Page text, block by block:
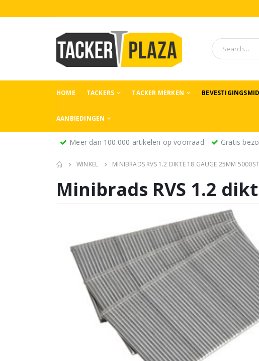
HOME TACKERS TACKER MERKEN
AANBIEDINGEN
Meer dan 100.000 artikelen op voorraad Gratis
WINKEL MINIBRADS RVS 1.2 DIKTE 18 GAUGE 25MM 5000ST
Minibrads RVS 1.2